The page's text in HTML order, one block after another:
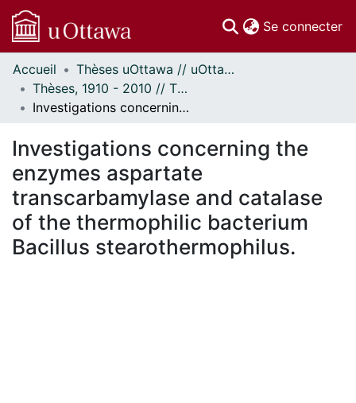
Se connecter
Communautés
et collections
Parcourir
À propos
Accueil
Thèses uOttawa // uOttawa Theses
Thèses, 1910 - 2010 // Theses, 1910 - 2010
Investigations concerning the enzymes aspartate transcarbamylase and catalase of the thermophilic bacterium Bacillus stearothermophilus.
Investigations concerning the
enzymes aspartate
transcarbamylase and catalase
of the thermophilic bacterium
Bacillus stearothermophilus.